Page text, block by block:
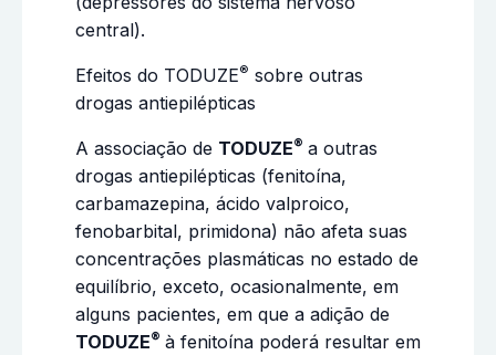
central).
Efeitos do TODUZE® sobre outras
drogas antiepilépticas
A associação de TODUZE® a outras
drogas antiepilépticas (fenitoína,
carbamazepina, ácido valproico,
fenobarbital, primidona) não afeta suas
concentrações plasmáticas no estado de
equilíbrio, exceto, ocasionalmente, em
alguns pacientes, em que a adição de
TODUZE® à fenitoína poderá resultar em